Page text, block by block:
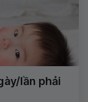
lần phải